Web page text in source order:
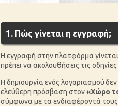
1. Πώς γίνεται η εγγραφή;
Η εγγραφή στην πλατφόρμα
πρέπει να ακολουθήσεις τις
Η δημιουργία ενός λογαριασμού
ελεύθερη πρόσβαση στον«Χώρο
σύμφωνα με τα ενδιαφέροντά τους.